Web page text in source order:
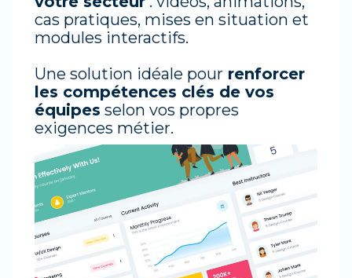
cas pratiques, mises en situation et
modules interactifs.
Une solution idéale pour renforcer
les compétences clés de vos
équipes selon vos propres
exigences métier.